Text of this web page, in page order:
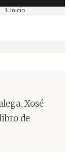
Inicio
Xosé
de